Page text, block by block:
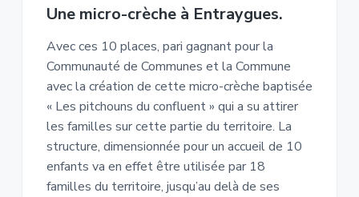
Une micro-crèche à Entraygues.
Avec ces 10 places, pari gagnant pour la
Communauté de Communes et la Commune
avec la création de cette micro-crèche baptisée
« Les pitchouns du confluent » qui a su attirer
les familles sur cette partie du territoire. La
structure, dimensionnée pour un accueil de 10
enfants va en effet être utilisée par 18
familles du territoire, jusqu’au delà de ses